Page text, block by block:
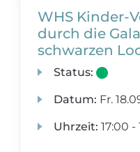
WHS Kinder-
durch die
schwarzen
Status:
Datum: Fr.
Uhrzeit: 17:00 -